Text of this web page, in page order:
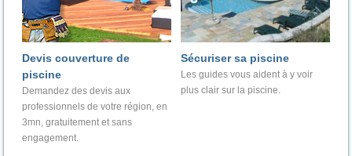
Devis couverture de
piscine
Demandez des devis aux
professionnels de votre région, en
3mn, gratuitement et sans
engagement.
Sécuriser sa piscine
Les guides vous aident à y voir
plus clair sur la piscine.